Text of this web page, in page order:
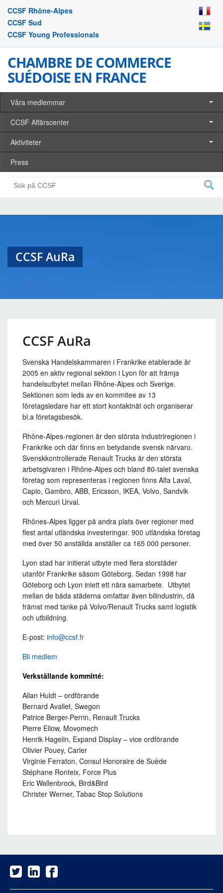
CCSF Rhône-Alpes
CCSF Sud
CCSF Young Professionals
CHAMBRE DE COMMERCE
SUÉDOISE EN FRANCE
Våra medlemmar
CCSF Affärscenter
Aktiviteter
Press
CCSF AuRa
CCSF AuRa
Svenska Handelskammaren i Frankrike etablerade år
2005 en aktiv regional sektion i Lyon för att främja
handelsutbytet mellan Rhône-Alpes och Sverige.
Sektionen som leds av en kommitee av 13
företagsledare har ett stort kontaktnät och organiserar
bl.a företagsbesök.
Rhône-Alpes-regionen är den största industriregionen i
Frankrike och där finns en betydande svensk närvaro.
Svenskkontrollerade Renault Trucks är den största
arbetsgivaren i Rhône-Alpes och bland 80-talet svenska
företag som representeras i regionen finns Alfa Laval,
Capio, Gambro, ABB, Ericsson, IKEA, Volvo, Sandvik
och Mercuri Urval.
Rhônes-Alpes ligger på andra plats över regioner med
flest antal utländska investeringar. 900 utländska företag
med över 50 anställda anställer ca 165 000 personer.
Lyon stad har initierat utbyte med flera storstäder
utanför Frankrike såsom Göteborg. Sedan 1998 har
Göteborg och Lyon inlett ett nära samarbete. Utbytet
mellan de båda städerna omfattar även bilindustrin, då
främst med tanke på Volvo/Renault Trucks samt logistik
och utbildning.
E-post: info@ccsf.fr
Bli medlem
Verkställande kommitté:
Allan Huldt – ordförande
Bernard Avallet, Swegon
Patrice Berger-Perrin, Renault Trucks
Pierre Ellow, Movomech
Henrik Hagelin, Expand Display – vice ordförande
Olivier Pouey, Carler
Virginie Ferraton, Consul Honoraire de Suède
Stéphane Ronteix, Force Plus
Eric Wallenbrock, Bird&Bird
Christer Werner, Tabac Stop Solutions